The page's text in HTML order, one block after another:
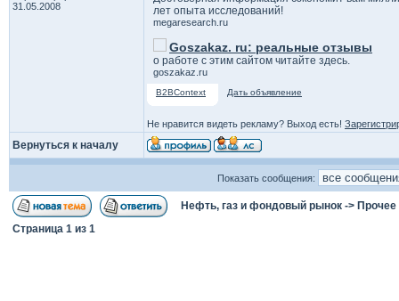
31.05.2008
лет опыта исследований!
megaresearch.ru
Goszakaz. ru: реальные отзывы
о работе с этим сайтом читайте здесь.
goszakaz.ru
B2BContext Дать объявление
Не нравится видеть рекламу? Выход есть!
Вернуться к началу
Показать сообщения:
Нефть, газ и фондовый рынок -> Прочее
Страница 1 из 1